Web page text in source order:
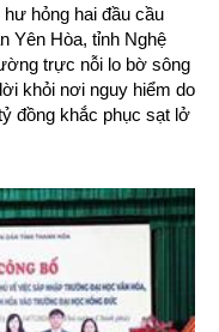
hỏng hai đầu cầu
Yên Hòa, tỉnh Nghệ
trực nỗi lo bờ sông
khỏi nơi nguy hiểm do
đồng khắc phục sạt lở